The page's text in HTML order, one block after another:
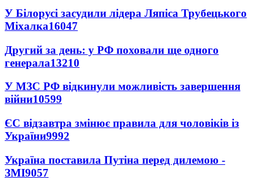
У Білорусі засудили лідера Ляпіса Трубецького
Міхалка16047
Другий за день: у РФ поховали ще одного
генерала13210
У МЗС РФ відкинули можливість завершення
війни10599
ЄС відзавтра змінює правила для чоловіків із
України9992
Україна поставила Путіна перед дилемою -
ЗМІ9057